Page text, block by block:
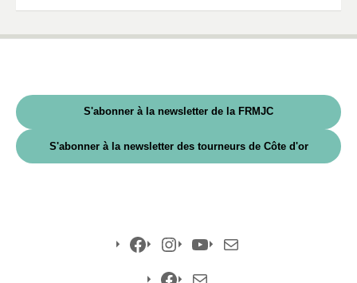
S'abonner à la newsletter de la FRMJC
S'abonner à la newsletter des tourneurs de Côte d'or
Facebook